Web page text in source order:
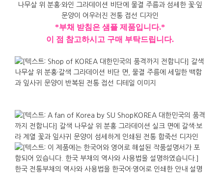
*부채 받침은 샘플 제품입니다.*
이 점 참고하시고 구매 부탁드립니다.